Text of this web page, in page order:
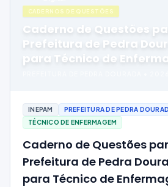
CADERNOS DE QUESTÕES
Caderno de Questões
Prefeitura de Pedra
para Técnico de
INEPAM
PREFEITURA DE PEDRA
TÉCNICO DE ENFERMAGEM
Caderno de Questões
Prefeitura de Pedra
para Técnico de